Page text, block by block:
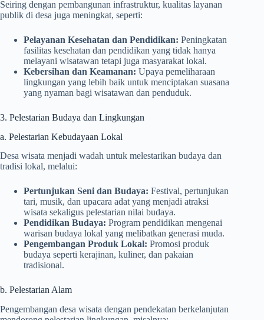
Seiring dengan pembangunan infrastruktur, kualitas layanan
publik di desa juga meningkat, seperti:
Pelayanan Kesehatan dan Pendidikan: Peningkatan
fasilitas kesehatan dan pendidikan yang tidak hanya
melayani wisatawan tetapi juga masyarakat lokal.
Kebersihan dan Keamanan: Upaya pemeliharaan
lingkungan yang lebih baik untuk menciptakan suasana
yang nyaman bagi wisatawan dan penduduk.
3. Pelestarian Budaya dan Lingkungan
a. Pelestarian Kebudayaan Lokal
Desa wisata menjadi wadah untuk melestarikan budaya dan
tradisi lokal, melalui:
Pertunjukan Seni dan Budaya: Festival, pertunjukan
tari, musik, dan upacara adat yang menjadi atraksi
wisata sekaligus pelestarian nilai budaya.
Pendidikan Budaya: Program pendidikan mengenai
warisan budaya lokal yang melibatkan generasi muda.
Pengembangan Produk Lokal: Promosi produk
budaya seperti kerajinan, kuliner, dan pakaian
tradisional.
b. Pelestarian Alam
Pengembangan desa wisata dengan pendekatan berkelanjutan